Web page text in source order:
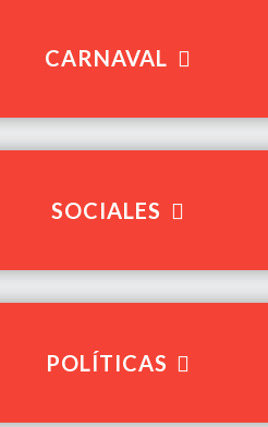
CARNAVAL
SOCIALES
POLÍTICAS